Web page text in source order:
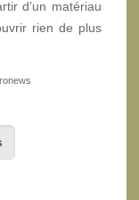
d’un matériau
rien de plus